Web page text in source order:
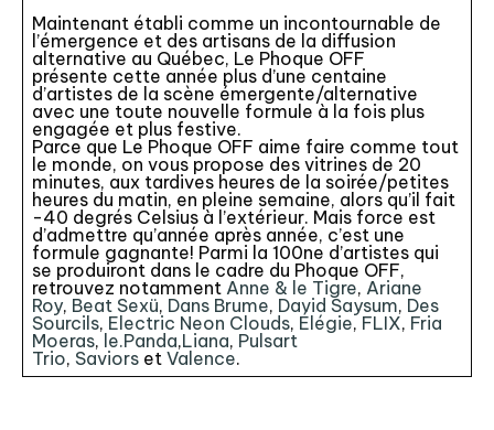
Maintenant établi comme un incontournable de
l’émergence et des artisans de la diffusion
alternative au Québec, Le Phoque OFF
présente cette année plus d’une centaine
d’artistes de la scène émergente/alternative
avec une toute nouvelle formule à la fois plus
engagée et plus festive.
Parce que Le Phoque OFF aime faire comme tout
le monde, on vous propose des vitrines de 20
minutes, aux tardives heures de la soirée/petites
heures du matin, en pleine semaine, alors qu’il fait
-40 degrés Celsius à l’extérieur. Mais force est
d’admettre qu’année après année, c’est une
formule gagnante! Parmi la 100ne d’artistes qui
se produiront dans le cadre du Phoque OFF,
retrouvez notamment Anne & le Tigre, Ariane
Roy, Beat Sexü, Dans Brume, David Saysum, Des
Sourcils, Electric Neon Clouds, Élégie, FLIX, Fria
Moeras, le.Panda,Liana, Pulsart
Trio,Saviors etValence.